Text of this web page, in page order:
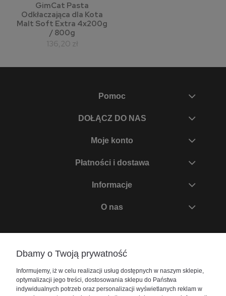
GimCat Pasta
Odkłaczająca dla Kota
Malt Soft Extra 4x200g
/ 800g
136,20 zł
Pomoc
DOŁĄCZ DO NAS
Moje konto
Płatności i dostawa
Informacje
O nas
+48 730 447 156
bok@akwarium24.pl
Dbamy o Twoją prywatność
Informujemy, iż w celu realizacji usług dostępnych w naszym sklepie,
optymalizacji jego treści, dostosowania sklepu do Państwa
indywidualnych potrzeb oraz personalizacji wyświetlanych reklam w